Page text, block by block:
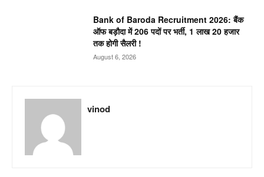
Bank of Baroda Recruitment 2026: बैंक
ऑफ बड़ौदा में 206 पदों पर भर्ती, 1 लाख 20 हजार
तक होगी सैलरी !
August 6, 2026
vinod